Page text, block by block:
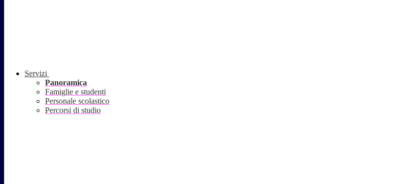
Servizi
Panoramica
Famiglie e studenti
Personale scolastico
Percorsi di studio